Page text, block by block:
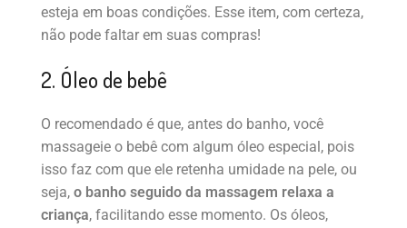
esteja em boas condições. Esse item, com certeza,
não pode faltar em suas compras!
2. Óleo de bebê
O recomendado é que, antes do banho, você
massageie o bebê com algum óleo especial, pois
isso faz com que ele retenha umidade na pele, ou
seja, o banho seguido da massagem relaxa a
criança, facilitando esse momento. Os óleos,